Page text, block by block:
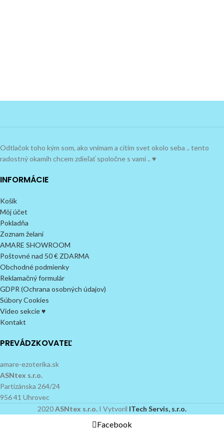
Odtlačok toho kým som, ako vnímam a cítim svet okolo seba .. tento
radostný okamih chcem zdieľať spoločne s vami .. ♥
INFORMÁCIE
Košík
Môj účet
Pokladňa
Zoznam želaní
AMARE SHOWROOM
Poštovné nad 50 € ZDARMA
Obchodné podmienky
Reklamačný formulár
GDPR (Ochrana osobných údajov)
Súbory Cookies
Video sekcie ♥
Kontakt
PREVÁDZKOVATEĽ
amare-ezoterika.sk
ASNtex s.r.o.
Partizánska 264/24
956 41 Uhrovec
2020ASNtex s.r.o. I Vytvoril ITech Servis, s.r.o.
Facebook